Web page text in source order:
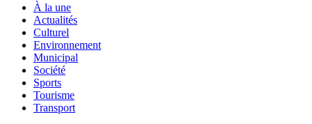
À la une
Actualités
Culturel
Environnement
Municipal
Société
Sports
Tourisme
Transport